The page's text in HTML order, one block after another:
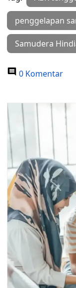
penggelapan
Samudera
0 Komentar